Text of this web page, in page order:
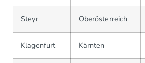
Steyr Oberösterreich
Klagenfurt Kärnten